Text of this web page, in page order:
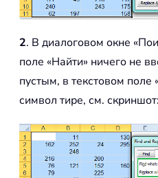
2. В диалоговом окне
поле «Найти» ничего не
пустым, в текстовом поле
символ тире, см. скриншот: